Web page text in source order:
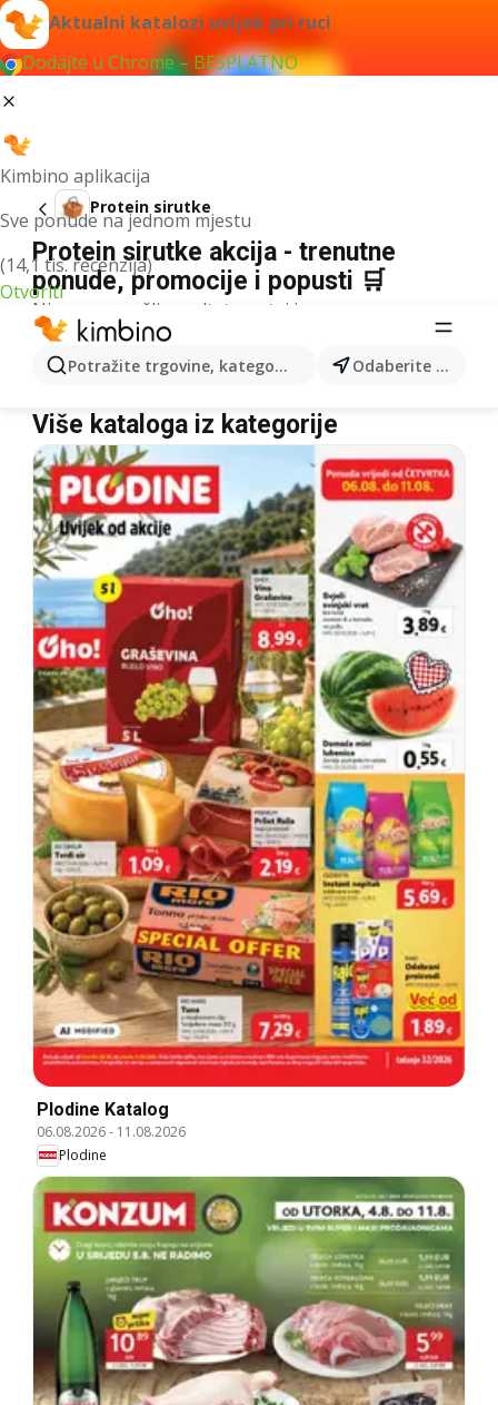
Aktualni katalozi uvijek pri ruci
Dodajte u Chrome – BESPLATNO
Kimbino aplikacija
Sve ponude na jednom mjestu
(14,1 tis. recenzija)
Otvoriti
Potražite trgovine, kategorije, proizvode... Odaberite grad
Protein sirutke
Protein sirutke akcija - trenutne
ponude, promocije i popusti 🛒
Nismo pronašli rezultate za taj izraz.
Protein sirutke u akciji - Gdje kupiti?
Lidl Protein sirutke
Više kataloga iz kategorije
Plodine Katalog
06.08.2026- 11.08.2026
Plodine